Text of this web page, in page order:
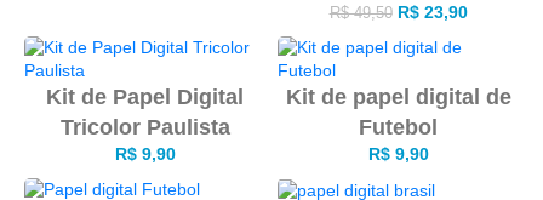
R$49,50 R$23,90
Kit de Papel Digital
Tricolor Paulista
R$9,90
Kit de papel digital de
Futebol
R$9,90